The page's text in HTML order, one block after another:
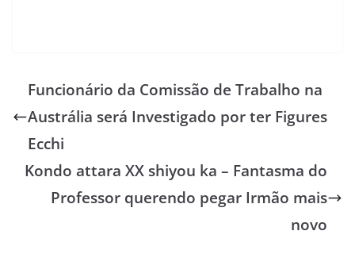
Funcionário da Comissão de Trabalho na
Austrália será Investigado por ter Figures
Ecchi
Kondo attara XX shiyou ka – Fantasma do
Professor querendo pegar Irmão mais
novo